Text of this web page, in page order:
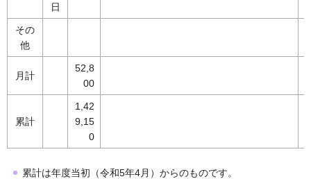
日
その
他
月計
52,8
00
累計
1,42
9,15
0
累計は年度当初（令和5年4月）からのものです。